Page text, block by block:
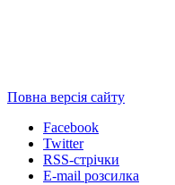
Повна версія сайту
Facebook
Twitter
RSS-стрічки
E-mail розсилка